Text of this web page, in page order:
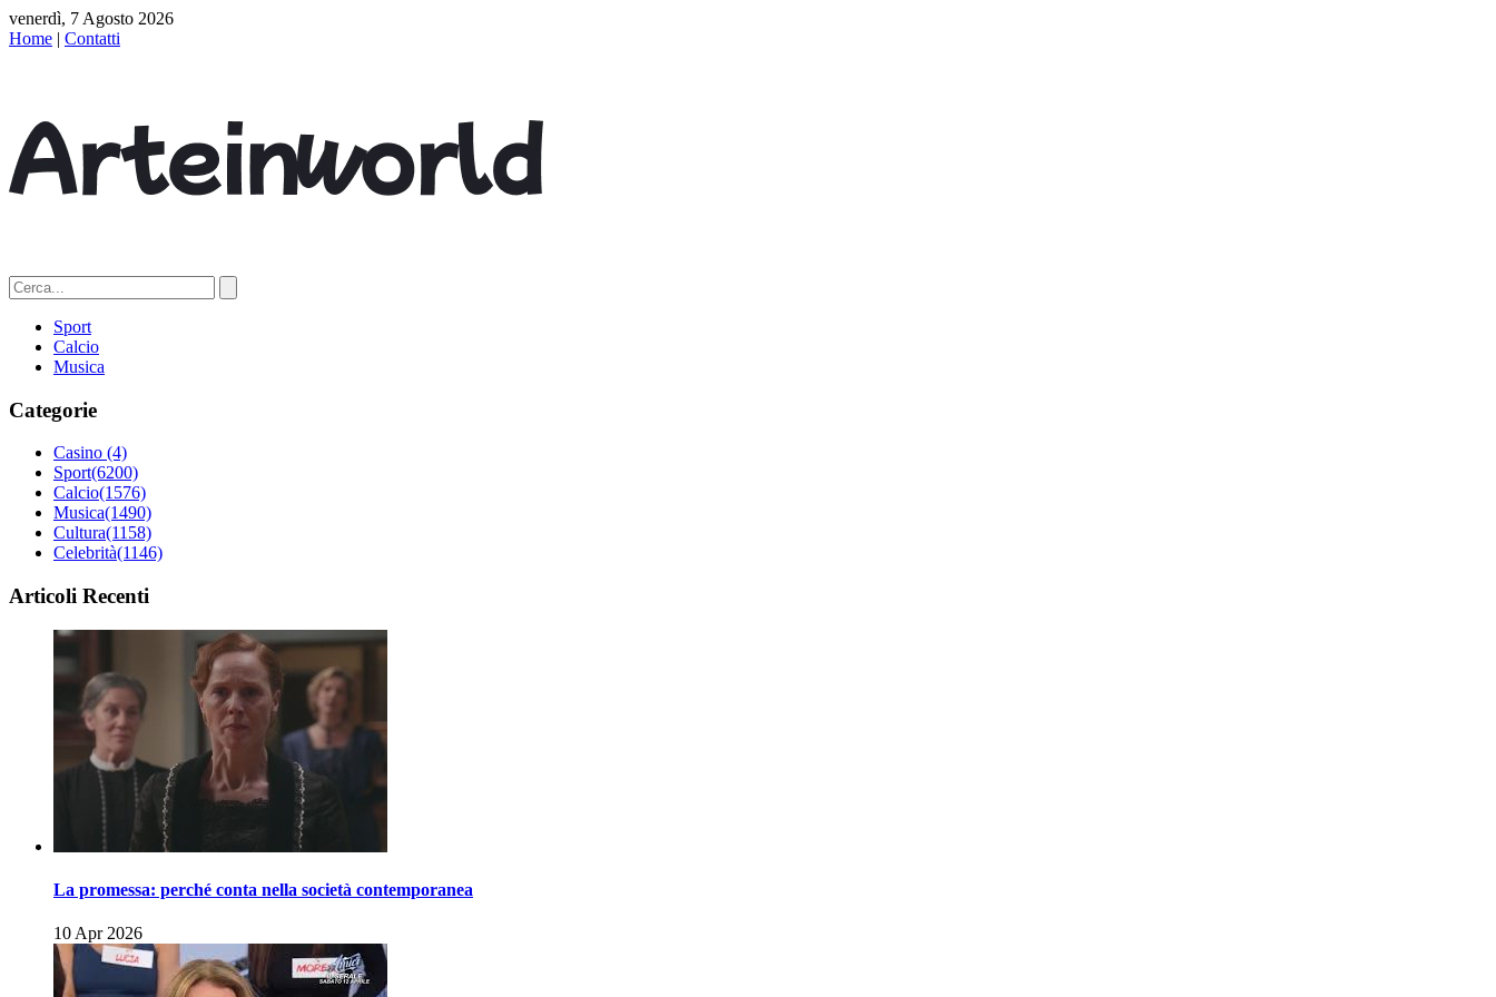
venerdì, 7 Agosto 2026
Home | Contatti
Sport
Calcio
Musica
Categorie
Casino (4)
Sport(6200)
Calcio(1576)
Musica(1490)
Cultura(1158)
Celebrità(1146)
Articoli Recenti
La promessa: perché conta nella società contemporanea
10 Apr 2026